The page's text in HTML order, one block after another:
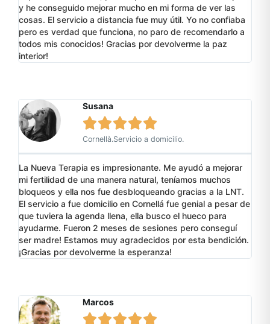
y he conseguido mejorar mucho en mi forma de ver las
cosas. El servicio a distancia fue muy útil. Yo no confiaba
pero es verdad que funciona, no paro de recomendarlo a
todos mis conocidos! Gracias por devolverme la paz
interior!
Susana

Cornellà.Servicio a domicilio.
La Nueva Terapia es impresionante. Me ayudó a mejorar
mi fertilidad de una manera natural, teníamos muchos
bloqueos y ella nos fue desbloqueando gracias a la LNT.
El servicio a fue domicilio en Cornellá fue genial a pesar de
que tuviera la agenda llena, ella busco el hueco para
ayudarme. Fueron 2 meses de sesiones pero conseguí
ser madre! Estamos muy agradecidos por esta bendición.
¡Gracias por devolverme la esperanza!
Marcos
